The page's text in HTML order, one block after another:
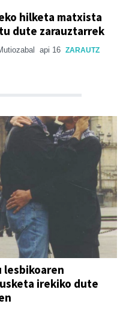
hilketa matxista
dute zarauztarrek
api 16 ZARAUTZ
lesbikoaren
irekiko dute